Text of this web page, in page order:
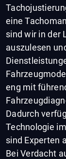
eine
sind wir in der
auszulesen
eng mit
Dadurch
Technologie
sind Experten
Bei Verdacht